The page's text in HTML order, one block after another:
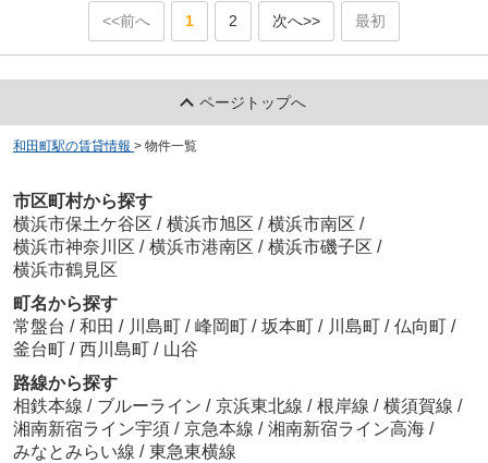
<<前へ 1 2 次へ>> 最初
ページトップへ
和田町駅の賃貸情報 > 物件一覧
市区町村から探す
横浜市保土ケ谷区 / 横浜市旭区 / 横浜市南区 /
横浜市神奈川区 / 横浜市港南区 / 横浜市磯子区 /
横浜市鶴見区
町名から探す
常盤台 / 和田 / 川島町 / 峰岡町 / 坂本町 / 川島町 / 仏向町 /
釜台町 / 西川島町 / 山谷
路線から探す
相鉄本線 / ブルーライン / 京浜東北線 / 根岸線 / 横須賀線 /
湘南新宿ライン宇須 / 京急本線 / 湘南新宿ライン高海 /
みなとみらい線 / 東急東横線